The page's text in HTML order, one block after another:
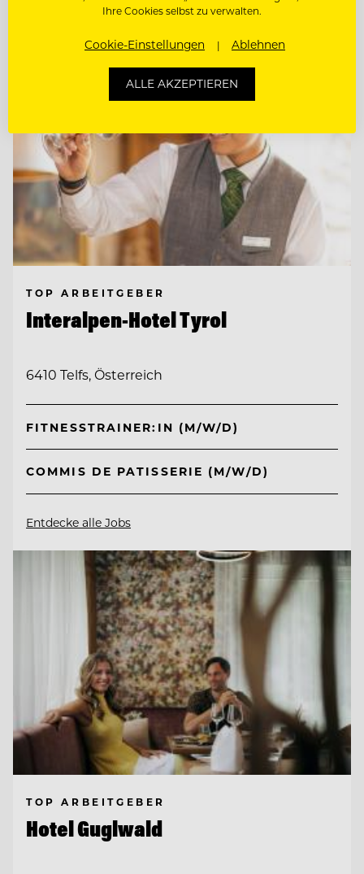
TOP ARBEITGEBER
Interalpen-Hotel Tyrol
6410 Telfs, Österreich
FITNESSTRAINER:IN (M/W/D)
COMMIS DE PATISSERIE (M/W/D)
Entdecke alle Jobs
TOP ARBEITGEBER
Hotel Guglwald
Ihre Cookies selbst zu verwalten.
Cookie-Einstellungen Ablehnen
ALLE AKZEPTIEREN